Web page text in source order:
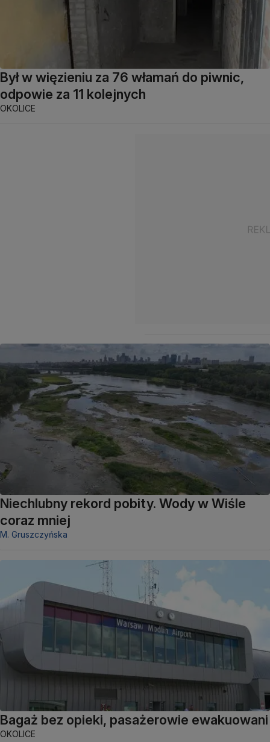
Był w więzieniu za 76 włamań do piwnic,
odpowie za 11 kolejnych
OKOLICE
Niechlubny rekord pobity. Wody w Wiśle
coraz mniej
M. Gruszczyńska
Bagaż bez opieki, pasażerowie ewakuowani
OKOLICE